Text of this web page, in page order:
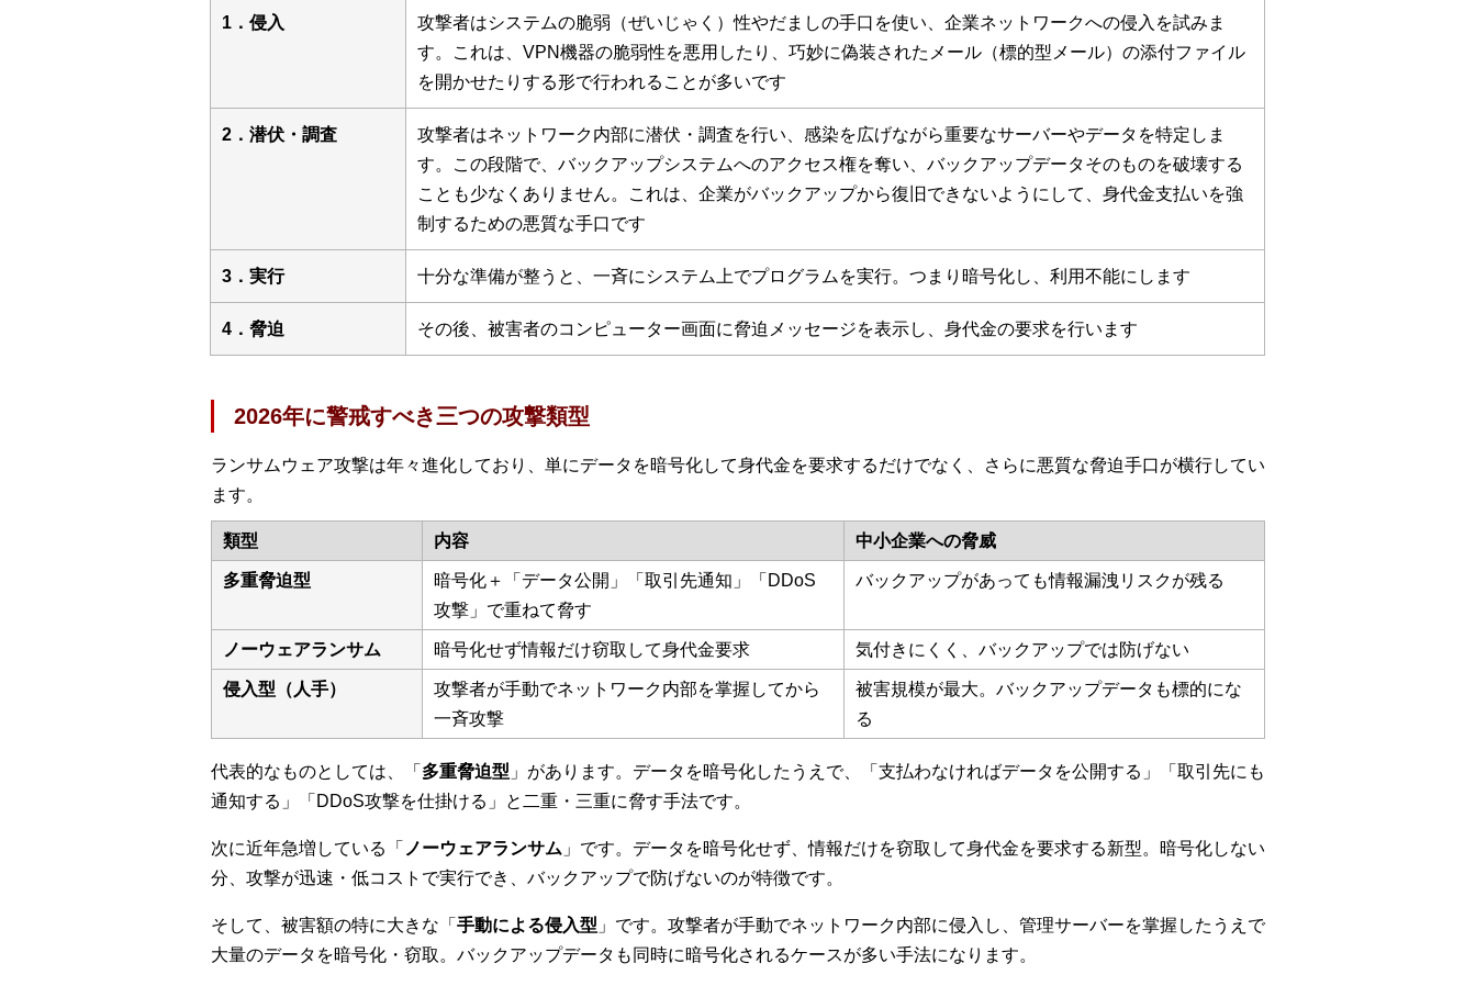
1．侵入
攻撃者はシステムの脆弱（ぜいじゃく）性やだましの手口を使い、企業ネットワークへの侵入を試みま
す。これは、VPN機器の脆弱性を悪用したり、巧妙に偽装されたメール（標的型メール）の添付ファイル
を開かせたりする形で行われることが多いです
2．潜伏・調査
攻撃者はネットワーク内部に潜伏・調査を行い、感染を広げながら重要なサーバーやデータを特定しま
す。この段階で、バックアップシステムへのアクセス権を奪い、バックアップデータそのものを破壊する
ことも少なくありません。これは、企業がバックアップから復旧できないようにして、身代金支払いを強
制するための悪質な手口です
3．実行 十分な準備が整うと、一斉にシステム上でプログラムを実行。つまり暗号化し、利用不能にします
4．脅迫 その後、被害者のコンピューター画面に脅迫メッセージを表示し、身代金の要求を行います
2026年に警戒すべき三つの攻撃類型
ランサムウェア攻撃は年々進化しており、単にデータを暗号化して身代金を要求するだけでなく、さらに悪質な脅迫手口が横行してい
ます。
類型 内容 中小企業への脅威
多重脅迫型
暗号化＋「データ公開」「取引先通知」「DDoS
攻撃」で重ねて脅す
バックアップがあっても情報漏洩リスクが残る
ノーウェアランサム 暗号化せず情報だけ窃取して身代金要求 気付きにくく、バックアップでは防げない
侵入型（人手）
攻撃者が手動でネットワーク内部を掌握してから
一斉攻撃
被害規模が最大。バックアップデータも標的にな
る
代表的なものとしては、「 多重脅迫型 」があります。データを暗号化したうえで、「支払わなければデータを公開する」「取引先にも
通知する」「DDoS攻撃を仕掛ける」と二重・三重に脅す手法です。
次に近年急増している「 ノーウェアランサム 」です。データを暗号化せず、情報だけを窃取して身代金を要求する新型。暗号化しない
分、攻撃が迅速・低コストで実行でき、バックアップで防げないのが特徴です。
そして、被害額の特に大きな「 手動による侵入型 」です。攻撃者が手動でネットワーク内部に侵入し、管理サーバーを掌握したうえで
大量のデータを暗号化・窃取。バックアップデータも同時に暗号化されるケースが多い手法になります。